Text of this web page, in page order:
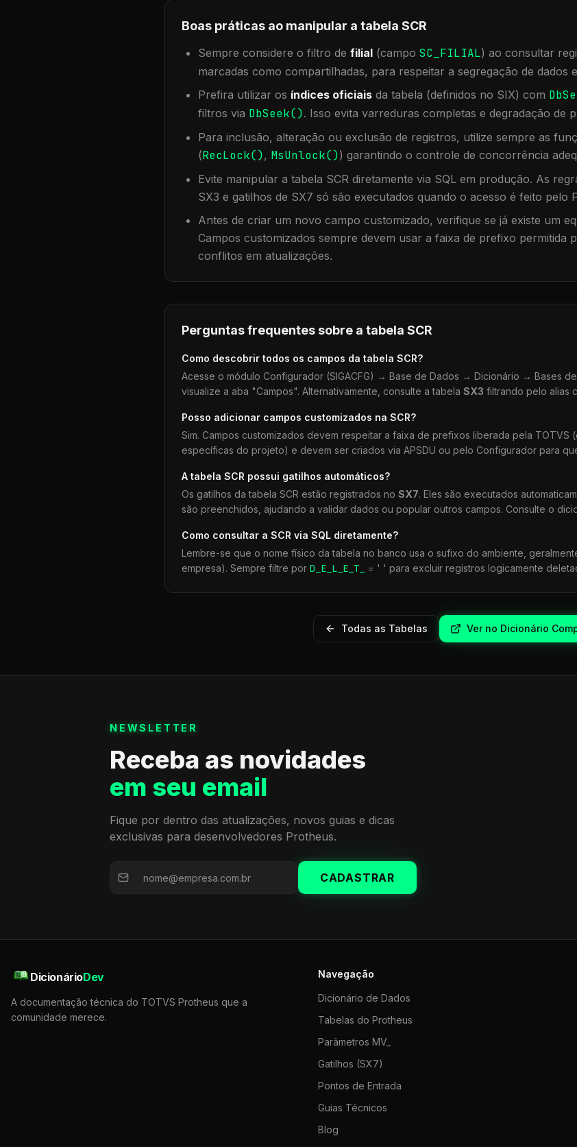
Boas práticas ao manipular a tabela SCR
Sempre considere o filtro de filial (campo SC_FILIAL) ao consultar
marcadas como compartilhadas, para respeitar a segregação de dados
Prefira utilizar os índices oficiais da tabela (definidos no SIX) com
filtros via DbSeek(). Isso evita varreduras completas e degradação de
Para inclusão, alteração ou exclusão de registros, utilize sempre as
(RecLock(), MsUnlock()) garantindo o controle de concorrência
Evite manipular a tabela SCR diretamente via SQL em produção. As
SX3 e gatilhos de SX7 só são executados quando o acesso é feito pelo
Antes de criar um novo campo customizado, verifique se já existe um
Campos customizados sempre devem usar a faixa de prefixo permitida
conflitos em atualizações.
Perguntas frequentes sobre a tabela SCR
Como descobrir todos os campos da tabela SCR?
Acesse o módulo Configurador (SIGACFG) → Base de Dados → Dicionário → Bases
visualize a aba "Campos". Alternativamente, consulte a tabela SX3 filtrando pelo alias
Posso adicionar campos customizados na SCR?
Sim. Campos customizados devem respeitar a faixa de prefixos liberada pela TOTVS
específicas do projeto) e devem ser criados via APSDU ou pelo Configurador para
A tabela SCR possui gatilhos automáticos?
Os gatilhos da tabela SCR estão registrados no SX7. Eles são executados
são preenchidos, ajudando a validar dados ou popular outros campos. Consulte o
Como consultar a SCR via SQL diretamente?
Lembre-se que o nome físico da tabela no banco usa o sufixo do ambiente,
empresa). Sempre filtre por D_E_L_E_T_ = ' ' para excluir registros logicamente
Todas as Tabelas Ver no Dicionário
NEWSLETTER
Receba as novidades
em seu email
Fique por dentro das atualizações, novos guias e dicas
exclusivas para desenvolvedores Protheus.
CADASTRAR
DicionárioDev
A documentação técnica do TOTVS Protheus que a
comunidade merece.
Navegação
Dicionário de Dados
Tabelas do Protheus
Parâmetros MV_
Gatilhos (SX7)
Pontos de Entrada
Guias Técnicos
Blog